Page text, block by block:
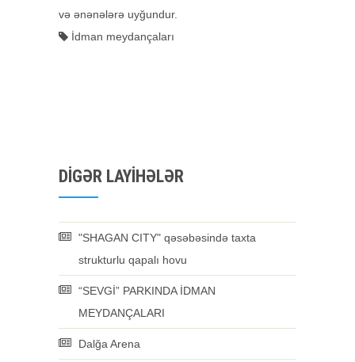
və ənənələrə uyğundur.
İdman meydançaları
DIGƏR LAYIHƏLƏR
"SHAGAN CITY" qəsəbəsində taxta
strukturlu qapalı hovu
“SEVGİ” PARKINDA İDMAN
MEYDANÇALARI
Dalğa Arena